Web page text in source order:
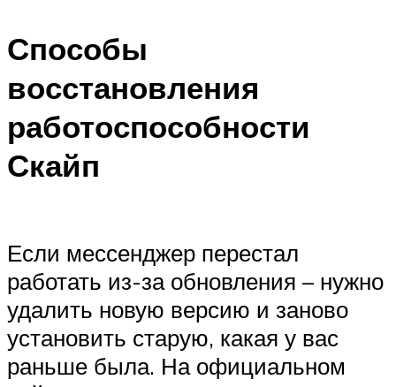
Способы
восстановления
работоспособности
Скайп
Если мессенджер перестал
работать из-за обновления – нужно
удалить новую версию и заново
установить старую, какая у вас
раньше была. На официальном